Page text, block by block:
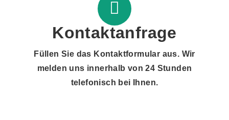
Kontaktanfrage
Füllen Sie das Kontaktformular aus. Wir
melden uns innerhalb von 24 Stunden
telefonisch bei Ihnen.